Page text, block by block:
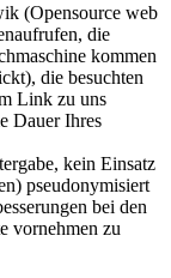
(Opensource web
die
kommen
die besuchten
Link zu uns
Dauer Ihres
kein Einsatz
pseudonymisiert
bei den
vornehmen zu